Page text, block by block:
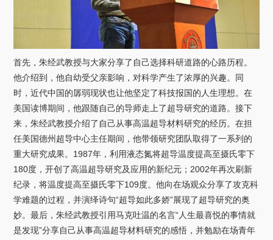
下载中心 联系我们 EN
首先，朱经武教授与大家分享了自己选择科研道路的心路历程。
他介绍到，他自幼受父亲影响，对科学产生了浓厚的兴趣。同
时，近代中国的孱弱现状也让他坚定了科技报国的人生理想。在
美国读博期间，他跟随自己的导师走上了超导研究的道路。接下
来，朱经武教授介绍了自己从事高温超导材料研究的经历。在担
任美国德州超导中心主任期间，他带领研究团队取得了一系列的
重大研究成果。 1987年，利用液态氮将超导温度提高至摄氏零下
180度，开创了高温超导研究及应用的新纪元；2002年再次刷新
纪录，将温度提高至摄氏零下109度。他向在场观众分享了攻克科
学难题的过程，并演绎诗句“超导如此多娇”展现了超导研究的奥
妙。最后，朱经武教授引用马克吐温的名言“人生最喜悦的事情就
是发现”分享自己从事高温超导材料研究的感悟，并勉励在场青年